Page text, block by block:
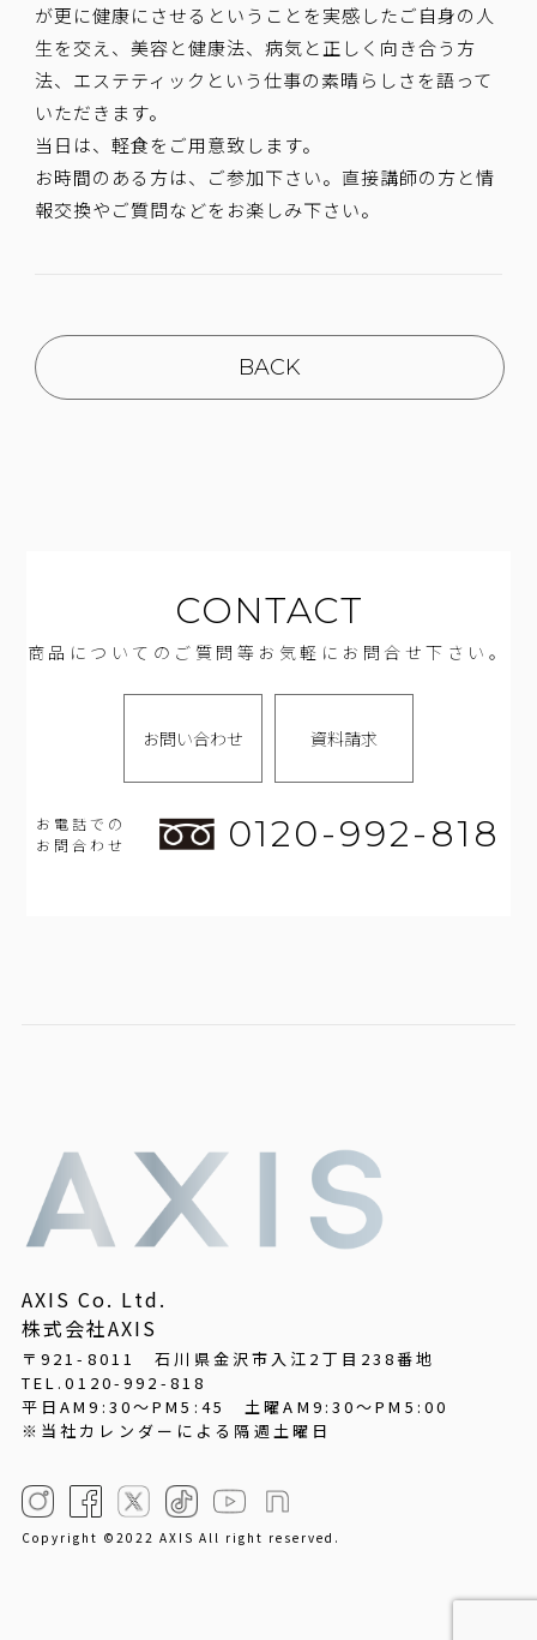
が更に健康にさせるということを実感したご自身の人
生を交え、美容と健康法、病気と正しく向き合う方
法、エステティックという仕事の素晴らしさを語って
いただきます。
当日は、軽食をご用意致します。
お時間のある方は、ご参加下さい。直接講師の方と情
報交換やご質問などをお楽しみ下さい。
BACK
CONTACT
商品についてのご質問等お気軽にお問合せ下さい。
お問い合わせ 資料請求
お電話での
お問合わせ
0120-992-818
AXIS Co. Ltd.
株式会社AXIS
〒921-8011 石川県金沢市入江2丁目238番地
TEL.0120-992-818
平日AM9:30～PM5:45土曜AM9:30～PM5:00
※当社カレンダーによる隔週土曜日
Copyright ©2022 AXIS All right reserved.